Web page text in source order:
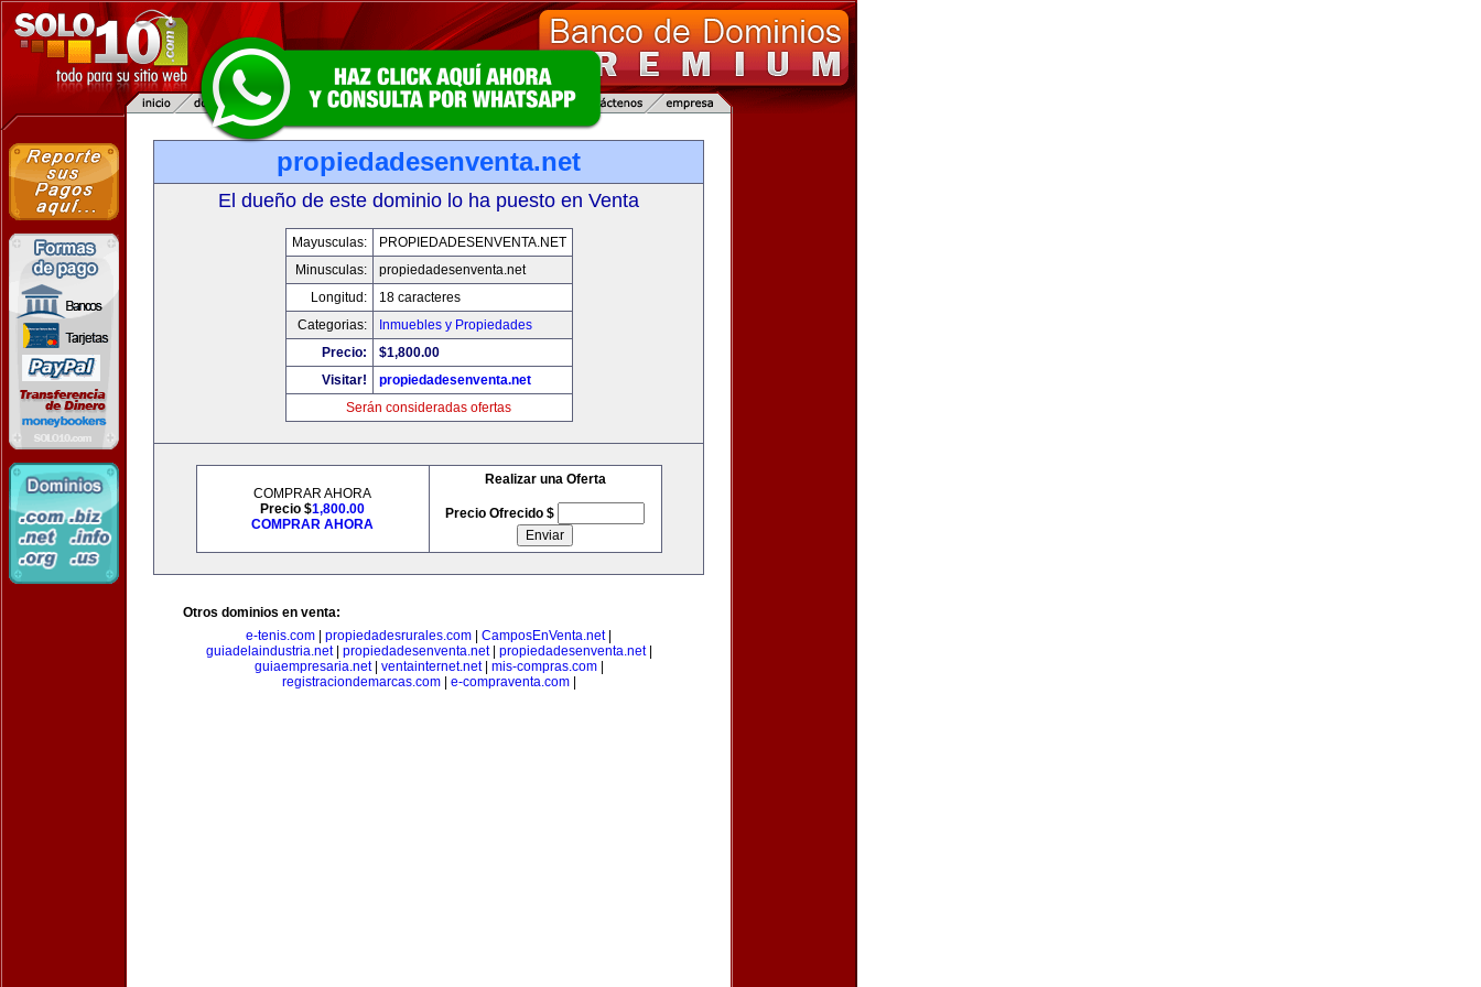
propiedadesenventa.net
El dueño de este dominio lo ha puesto en Venta
Mayusculas:
PROPIEDADESENVENTA.NET
Minusculas:
propiedadesenventa.net
Longitud:
18 caracteres
Categorias:
Inmuebles y Propiedades
Precio:
$1,800.00
Visitar!
propiedadesenventa.net
Serán consideradas ofertas
COMPRAR AHORA
Precio $1,800.00
COMPRAR AHORA
Realizar una Oferta
Precio Ofrecido $
Otros dominios en venta:
e-tenis.com
propiedadesrurales.com CamposEnVenta.net
guiadelaindustria.net propiedadesenventa.net propiedadesenventa.net|
guiaempresaria.net| ventainternet.net| mis-compras.com|
registraciondemarcas.com| e-compraventa.com|